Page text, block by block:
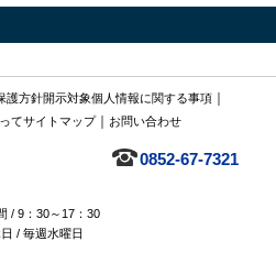
護方針開示対象個人情報に関する事項｜
てサイトマップ｜ お問い合わせ
0852-67-7321
/ 9：30～17：30
/ 毎週水曜日